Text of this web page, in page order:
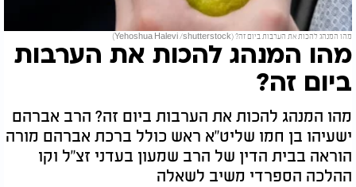
מהו המנהג להכות את הערבות ביום זה? (Yehoshua Halevi /shutterstock)
מהו המנהג להכות את הערבות
ביום זה?
מהו המנהג להכות את הערבות ביום זה? הרב אברהם
ישעיהו בן חמו שליט"א ראש כולל ברכת אברהם מורה
הוראה בבית הדין של הרב שמעון בעדני זצ"ל וקו
ההלכה הספרדי משיב לשאלה